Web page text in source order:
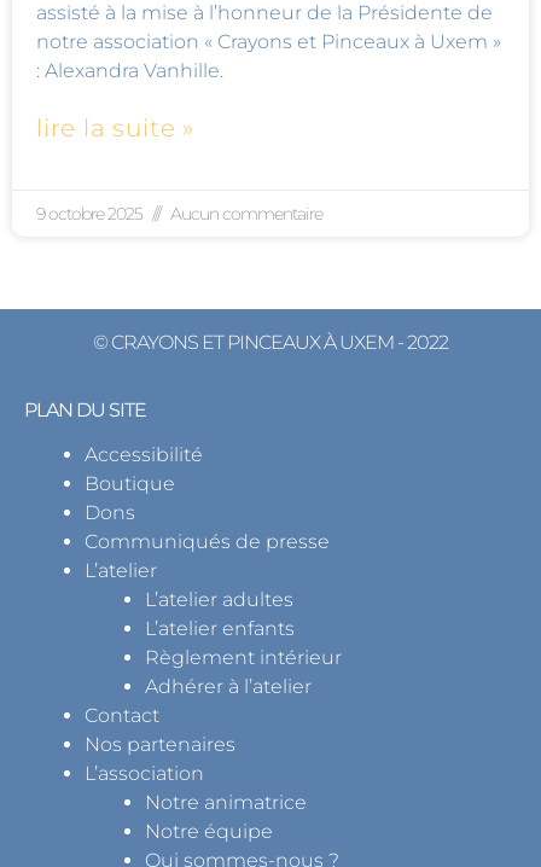
assisté à la mise à l’honneur de la Présidente de
notre association « Crayons et Pinceaux à Uxem »
: Alexandra Vanhille.
lire la suite »
9 octobre 2025 Aucun commentaire
© CRAYONS ET PINCEAUX À UXEM - 2022
PLAN DU SITE
Accessibilité
Boutique
Dons
Communiqués de presse
L’atelier
L’atelier adultes
L’atelier enfants
Règlement intérieur
Adhérer à l’atelier
Contact
Nos partenaires
L’association
Notre animatrice
Notre équipe
Qui sommes-nous ?